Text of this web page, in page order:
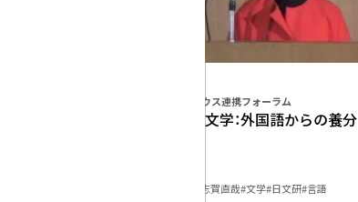
日文研－アイハウス連携フォーラム
志賀直哉の文学：外国語からの養分
#志賀直哉#文学#日文研#言語